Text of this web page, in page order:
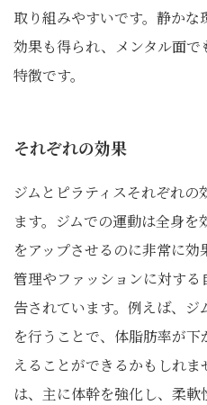
取り組みやすいです。静か
効果も得られ、メンタル面
特徴です。
それぞれの効果
ジムとピラティスそれぞれの
ます。ジムでの運動は全身
をアップさせるのに非常に
管理やファッションに対す
告されています。例えば、
を行うことで、体脂肪率が
えることができるかもしれ
は、主に体幹を強化し、柔